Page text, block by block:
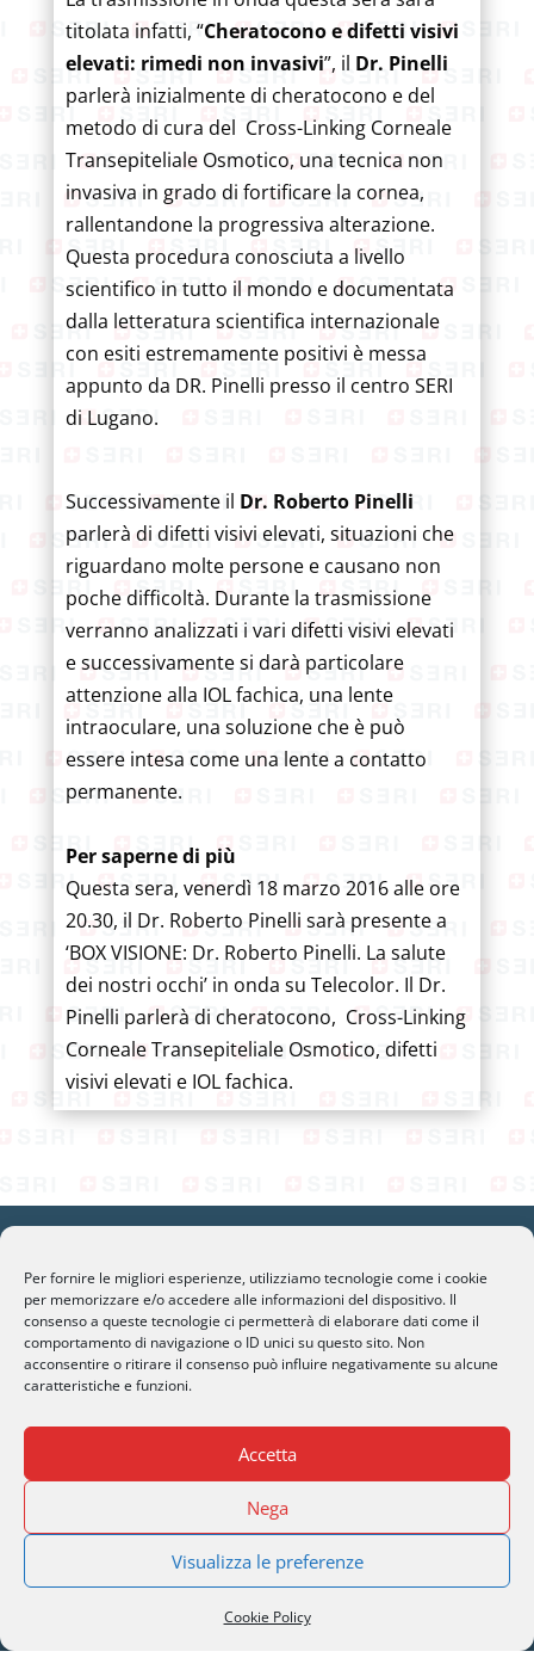
Per fornire le migliori esperienze, utilizziamo tecnologie come i cookie
per memorizzare e/o accedere alle informazioni del dispositivo. Il
consenso a queste tecnologie ci permetterà di elaborare dati come il
comportamento di navigazione o ID unici su questo sito. Non
acconsentire o ritirare il consenso può influire negativamente su alcune
caratteristiche e funzioni.
Accetta
Nega
Visualizza le preferenze
Cookie Policy
titolata infatti, “Cheratocono e difetti visivi
elevati: rimedi non invasivi”, il Dr. Pinelli
parlerà inizialmente di cheratocono e del
metodo di cura del Cross-Linking Corneale
Transepiteliale Osmotico, una tecnica non
invasiva in grado di fortificare la cornea,
rallentandone la progressiva alterazione.
Questa procedura conosciuta a livello
scientifico in tutto il mondo e documentata
dalla letteratura scientifica internazionale
con esiti estremamente positivi è messa
appunto da DR. Pinelli presso il centro SERI
di Lugano.
Successivamente il Dr. Roberto Pinelli
parlerà di difetti visivi elevati, situazioni che
riguardano molte persone e causano non
poche difficoltà. Durante la trasmissione
verranno analizzati i vari difetti visivi elevati
e successivamente si darà particolare
attenzione alla IOL fachica, una lente
intraoculare, una soluzione che è può
essere intesa come una lente a contatto
permanente.
Per saperne di più
Questa sera, venerdì 18 marzo 2016 alle ore
20.30, il Dr. Roberto Pinelli sarà presente a
‘BOX VISIONE: Dr. Roberto Pinelli. La salute
dei nostri occhi’ in onda su Telecolor. Il Dr.
Pinelli parlerà di cheratocono, Cross-Linking
Corneale Transepiteliale Osmotico, difetti
visivi elevati e IOL fachica.
SERI Lugano
Palazzo Mantegazza (9° Piano)
CH-6900 Lugano – Paradiso
info@seri-lugano.ch